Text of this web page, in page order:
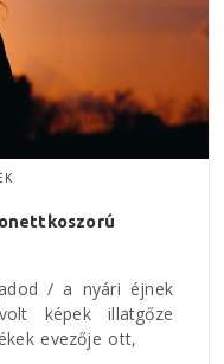
/ a nyári éjnek
képek illatgőze
evezője ott,